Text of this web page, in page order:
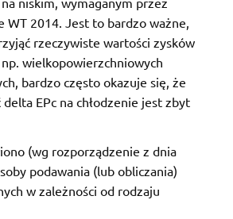
WT 2014. Jest to bardzo ważne,
rzeczywiste wartości zysków
wielkopowierzchniowych
bardzo często okazuje się, że
EPc na chłodzenie jest zbyt
(wg rozporządzenie z dnia
podawania (lub obliczania)
w zależności od rodzaju